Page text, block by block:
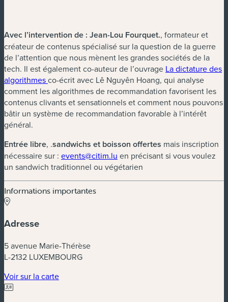
Avec l’intervention de : Jean-Lou Fourquet., formateur et
créateur de contenus spécialisé sur la question de la guerre
de l’attention que nous mènent les grandes sociétés de la
tech. Il est également co-auteur de l’ouvrage La dictature des
algorithmes(nouvelle fenêtre)
co-écrit avec Lê Nguyên Hoang, qui analyse
comment les algorithmes de recommandation favorisent les
contenus clivants et sensationnels et comment nous pouvons
bâtir un système de recommandation favorable à l’intérêt
général.
Entrée libre, .sandwichs et boisson offertes mais inscription
nécessaire sur : events@citim.lu (nouvelle fenêtre)
en précisant si vous voulez
un sandwich traditionnel ou végétarien
Informations importantes
Adresse
5 avenue Marie-Thérèse
L-2132 LUXEMBOURG
Voir sur la carte(nouvelle fenêtre)